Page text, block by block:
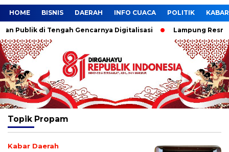
HOME BISNIS DAERAH INFO CUACA POLITIK
Publik di Tengah Gencarnya Digitalisasi Lampung Resmi
Topik Propam
Kabar Daerah